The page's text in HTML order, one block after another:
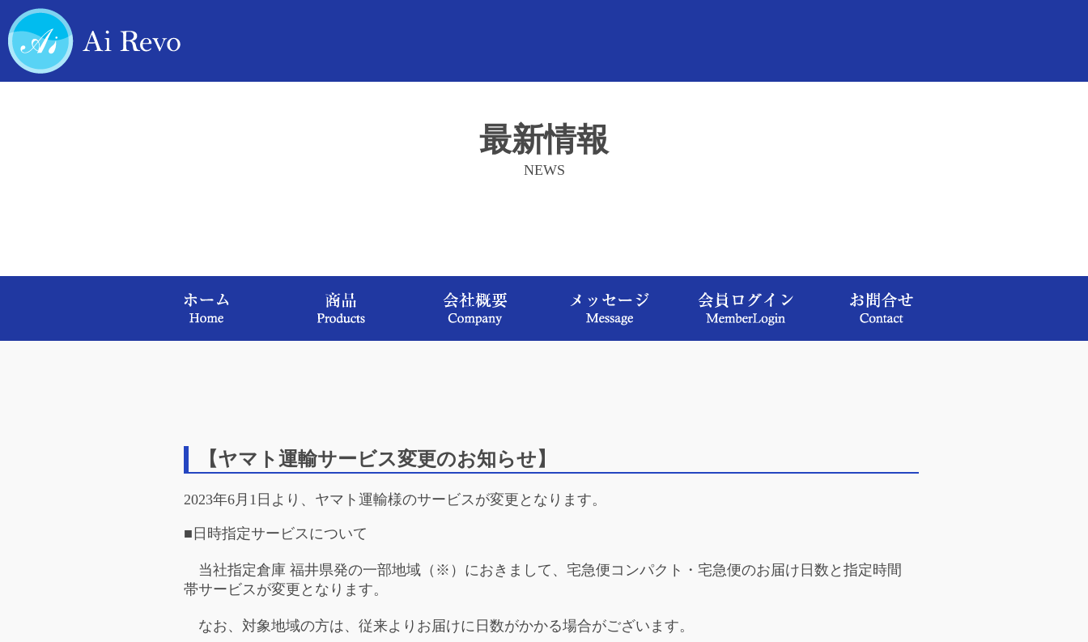
最新情報
NEWS
【ヤマト運輸サービス変更のお知らせ】
2023年6月1日より、ヤマト運輸様のサービスが変更となります。
■日時指定サービスについて
当社指定倉庫 福井県発の一部地域（※）におきまして、宅急便コンパクト・宅急便のお届け日数と指定時間
帯サービスが変更となります。
なお、対象地域の方は、従来よりお届けに日数がかかる場合がございます。